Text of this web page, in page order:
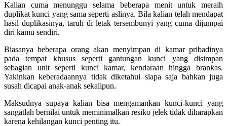
Kalian cuma menunggu selama beberapa menit untuk meraih
duplikat kunci yang sama seperti aslinya. Bila kalian telah mendapat
hasil duplikasinya, taruh di letak tersembunyi yang cuma dijumpai
diri kamu sendiri.
Biasanya beberapa orang akan menyimpan di kamar pribadinya
pada tempat khusus seperti gantungan kunci yang disimpan
sebagian unit seperti kunci kamar, kendaraan hingga brankas.
Yakinkan keberadaannya tidak diketahui siapa saja bahkan juga
susah dicapai anak-anak sekalipun.
Maksudnya supaya kalian bisa mengamankan kunci-kunci yang
sangatlah bernilai untuk meminimalkan resiko jelek tidak diharapkan
karena kehilangan kunci penting itu.